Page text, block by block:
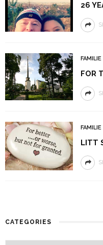
26
FAMILIE
FOR
FAMILIE
LITT
CATEGORIES